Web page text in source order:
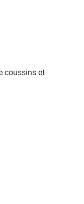
coussins et